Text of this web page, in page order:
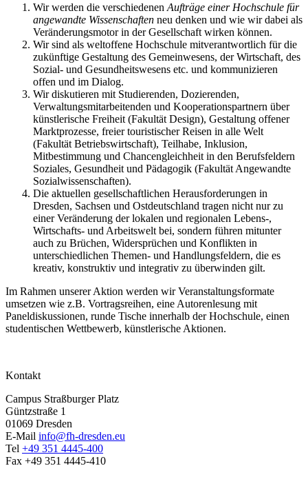
Wir werden die verschiedenen Aufträge einer Hochschule für
angewandte Wissenschaften neu denken und wie wir dabei als
Veränderungsmotor in der Gesellschaft wirken können.
Wir sind als weltoffene Hochschule mitverantwortlich für die
zukünftige Gestaltung des Gemeinwesens, der Wirtschaft, des
Sozial- und Gesundheitswesens etc. und kommunizieren
offen und im Dialog.
Wir diskutieren mit Studierenden, Dozierenden,
Verwaltungsmitarbeitenden und Kooperationspartnern über
künstlerische Freiheit (Fakultät Design), Gestaltung offener
Marktprozesse, freier touristischer Reisen in alle Welt
(Fakultät Betriebswirtschaft), Teilhabe, Inklusion,
Mitbestimmung und Chancengleichheit in den Berufsfeldern
Soziales, Gesundheit und Pädagogik (Fakultät Angewandte
Sozialwissenschaften).
Die aktuellen gesellschaftlichen Herausforderungen in
Dresden, Sachsen und Ostdeutschland tragen nicht nur zu
einer Veränderung der lokalen und regionalen Lebens-,
Wirtschafts- und Arbeitswelt bei, sondern führen mitunter
auch zu Brüchen, Widersprüchen und Konflikten in
unterschiedlichen Themen- und Handlungsfeldern, die es
kreativ, konstruktiv und integrativ zu überwinden gilt.
Im Rahmen unserer Aktion werden wir Veranstaltungsformate
umsetzen wie z.B. Vortragsreihen, eine Autorenlesung mit
Paneldiskussionen, runde Tische innerhalb der Hochschule, einen
studentischen Wettbewerb, künstlerische Aktionen.
Kontakt
Campus Straßburger Platz
Güntzstraße 1
01069 Dresden
E-Mail info@fh-dresden.eu
Tel +49 351 4445-400
Fax +49 351 4445-410